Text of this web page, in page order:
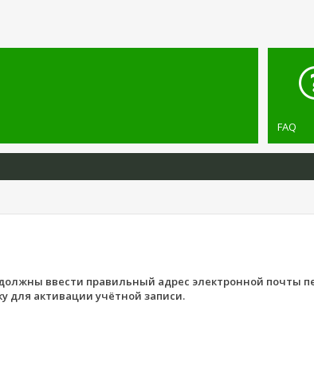
FAQ
ввести правильный адрес электронной почты
для активации учётной записи.